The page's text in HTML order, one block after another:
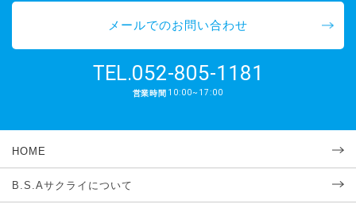
メールでのお問い合わせ
TEL.052-805-1181
営業時間 10:00~17:00
HOME
B.S.Aサクライについて